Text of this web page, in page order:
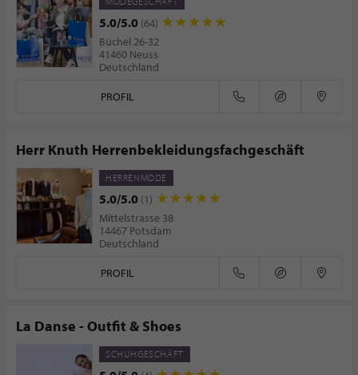
5.0/5.0 (64)
Büchel 26-32
41460 Neuss
Deutschland
PROFIL
Herr Knuth Herrenbekleidungsfachgeschäft
HERRENMODE
5.0/5.0 (1)
Mittelstrasse 38
14467 Potsdam
Deutschland
PROFIL
La Danse - Outfit & Shoes
SCHUHGESCHÄFT